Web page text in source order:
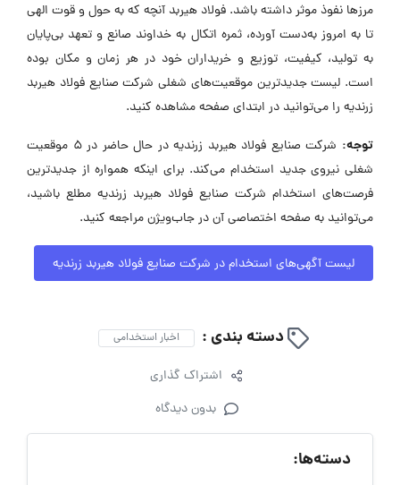
مرزها نفوذ موثر داشته باشد. فولاد هیربد آنچه که به حول و قوت الهی
تا به امروز به‌دست آورده، ثمره اتکال به خداوند صانع و تعهد بی‌پایان
به تولید، کیفیت، توزیع و خریداران خود در هر زمان و مکان بوده
است. لیست جدیدترین موقعیت‌های شغلی شرکت صنایع فولاد هیربد
زرندیه را می‌توانید در ابتدای صفحه مشاهده کنید.
توجه:
شرکت صنایع فولاد هیربد زرندیه در حال حاضر در ۵ موقعیت
شغلی نیروی جدید استخدام می‌کند. برای اینکه همواره از جدیدترین
فرصت‌های استخدام شرکت صنایع فولاد هیربد زرندیه مطلع باشید،
می‌توانید به صفحه اختصاصی آن در جاب‌ویژن مراجعه کنید.
لیست آگهی‌های استخدام در شرکت صنایع فولاد هیربد زرندیه
دسته بندی : اخبار استخدامی
اشتراک گذاری
بدون دیدگاه
دسته‌ها: